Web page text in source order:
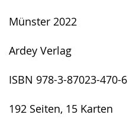
Münster 2022
Ardey Verlag
ISBN 978-3-87023-470-6
192 Seiten, 15 Karten